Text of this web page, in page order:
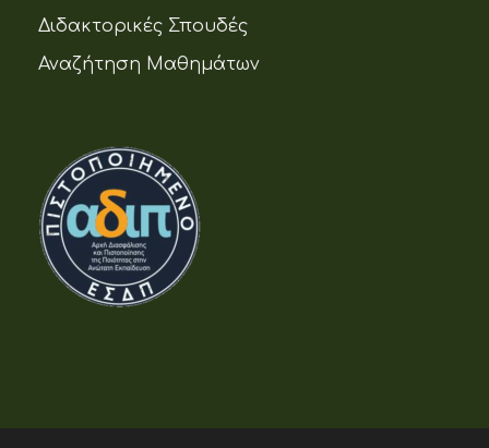
Διδακτορικές Σπουδές
Αναζήτηση Μαθημάτων